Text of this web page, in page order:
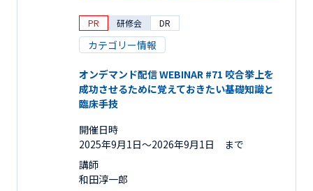
PR 研修会 DR
カテゴリー情報
オンデマンド配信 WEBINAR #71 咬合挙上を
成功させるために覚えておきたい基礎知識と
臨床手技
開催日時
2025年9月1日〜2026年9月1日 まで
講師
和田淳一郎